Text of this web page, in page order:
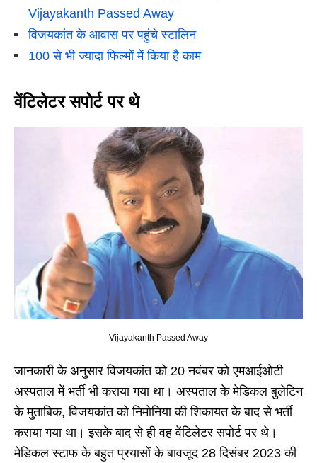
Vijayakanth Passed Away
विजयकांत के आवास पर पहुंचे स्टालिन
100 से भी ज्यादा फिल्मों में किया है काम
वेंटिलेटर सपोर्ट पर थे
Vijayakanth Passed Away
जानकारी के अनुसार विजयकांत को 20 नवंबर को एमआईओटी
अस्पताल में भर्ती भी कराया गया था। अस्पताल के मेडिकल बुलेटिन
के मुताबिक, विजयकांत को निमोनिया की शिकायत के बाद से भर्ती
कराया गया था। इसके बाद से ही वह वेंटिलेटर सपोर्ट पर थे।
मेडिकल स्टाफ के बहुत प्रयासों के बावजूद 28 दिसंबर 2023 की